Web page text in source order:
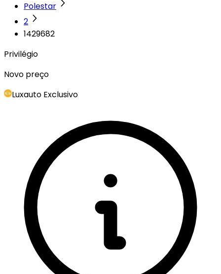
Polestar
2
1429682
Privilégio
Novo preço
Luxauto Exclusivo